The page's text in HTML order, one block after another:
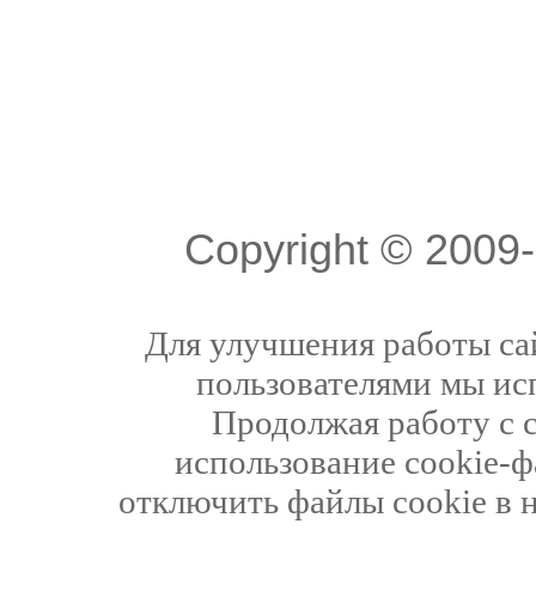
Copyright ©
Для улучшения работы
пользователями мы
Продолжая работу с
использование cookie-
отключить файлы cookie в